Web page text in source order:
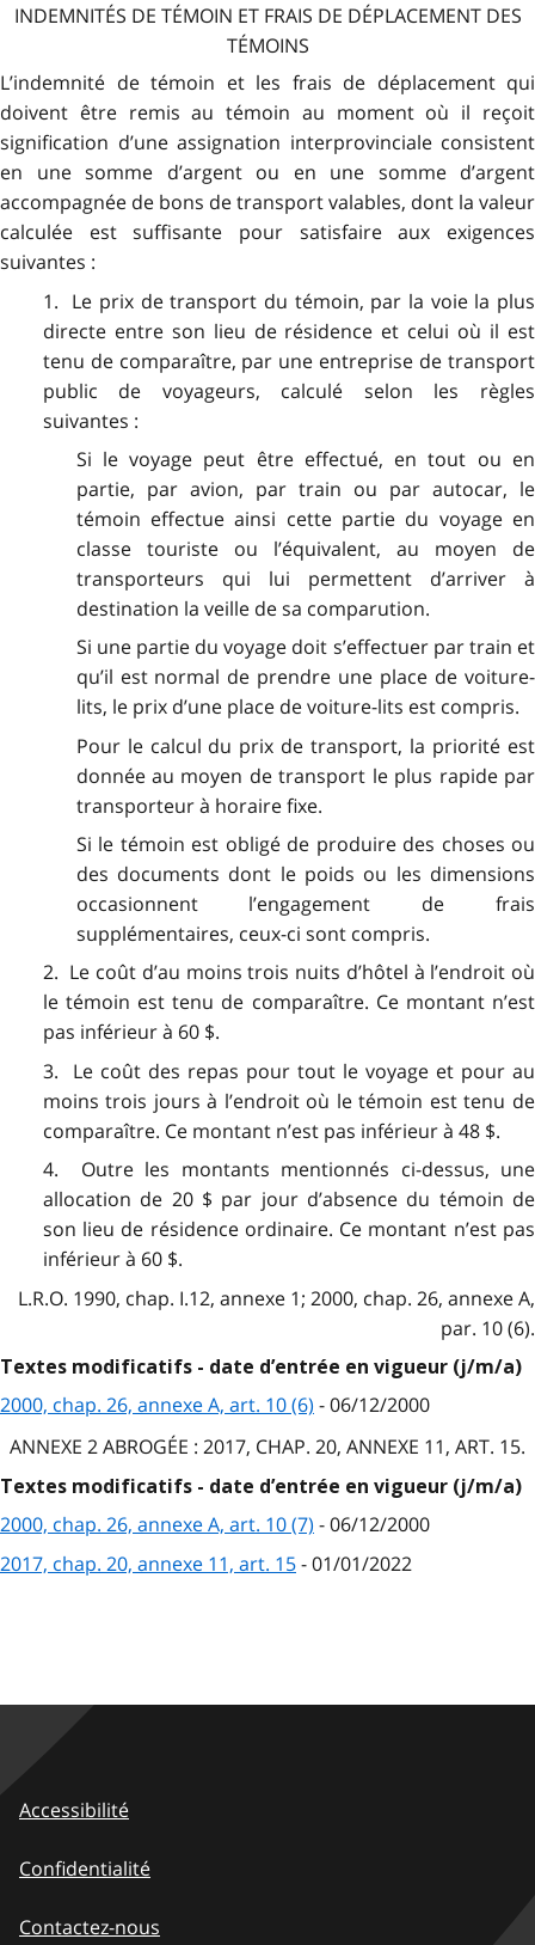
INDEMNITÉS DE TÉMOIN ET FRAIS DE DÉPLACEMENT DES
TÉMOINS
L’indemnité de témoin et les frais de déplacement qui
doivent être remis au témoin au moment où il reçoit
signification d’une assignation interprovinciale consistent
en une somme d’argent ou en une somme d’argent
accompagnée de bons de transport valables, dont la valeur
calculée est suffisante pour satisfaire aux exigences
suivantes :
1. Le prix de transport du témoin, par la voie la plus
directe entre son lieu de résidence et celui où il est
tenu de comparaître, par une entreprise de transport
public de voyageurs, calculé selon les règles
suivantes :
Si le voyage peut être effectué, en tout ou en
partie, par avion, par train ou par autocar, le
témoin effectue ainsi cette partie du voyage en
classe touriste ou l’équivalent, au moyen de
transporteurs qui lui permettent d’arriver à
destination la veille de sa comparution.
Si une partie du voyage doit s’effectuer par train et
qu’il est normal de prendre une place de voiture-
lits, le prix d’une place de voiture-lits est compris.
Pour le calcul du prix de transport, la priorité est
donnée au moyen de transport le plus rapide par
transporteur à horaire fixe.
Si le témoin est obligé de produire des choses ou
des documents dont le poids ou les dimensions
occasionnent l’engagement de frais
supplémentaires, ceux-ci sont compris.
2. Le coût d’au moins trois nuits d’hôtel à l’endroit où
le témoin est tenu de comparaître. Ce montant n’est
pas inférieur à 60 $.
3. Le coût des repas pour tout le voyage et pour au
moins trois jours à l’endroit où le témoin est tenu de
comparaître. Ce montant n’est pas inférieur à 48 $.
4. Outre les montants mentionnés ci-dessus, une
allocation de 20 $ par jour d’absence du témoin de
son lieu de résidence ordinaire. Ce montant n’est pas
inférieur à 60 $.
L.R.O. 1990, chap. I.12, annexe 1; 2000, chap. 26, annexe A,
par. 10 (6).
Textes modificatifs - date d’entrée en vigueur (j/m/a)
2000, chap. 26, annexe A, art. 10 (6) - 06/12/2000
ANNEXE 2ABROGÉE : 2017, CHAP. 20, ANNEXE 11, ART. 15.
Textes modificatifs - date d’entrée en vigueur (j/m/a)
2000, chap. 26, annexe A, art. 10 (7) - 06/12/2000
2017, chap. 20, annexe 11, art. 15- 01/01/2022
Accessibilité
Confidentialité
Contactez-nous